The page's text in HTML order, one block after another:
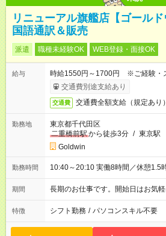
リニューアル旗艦店【ゴール
国語通訳＆販売
派遣 職種未経験OK WEB登録・面接OK
給与
時給1550円～1700円 ※ご経験・
交通費別途支給あり
交通費 交通費全額支給（規定あり）
勤務地
東京都千代田区
二重橋前駅から徒歩3分 / 東京駅
Goldwin
勤務時間 10:40～20:10 実働8時間／
期間 長期のお仕事です。開始日はお気
特徴 シフト勤務 / パソコンスキル不要